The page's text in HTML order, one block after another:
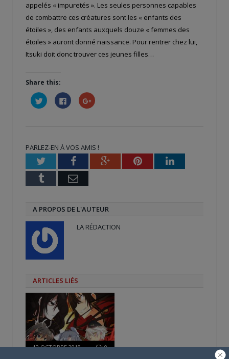
appelés « impuretés ». Les seules personnes capables
de combattre ces créatures sont les « enfants des
étoiles », des enfants auxquels douze « femmes des
étoiles » auront donné naissance. Pour rentrer chez lui,
Itsuki doit donc trouver ces jeunes filles…
Share this:
Cliquez
pour
partager
fenêtre)
Cliquez
pour
partager
fenêtre)
Cliquez
pour
nouvelle
fenêtre)
PARLEZ-EN À VOS AMIS !
TwitterFacebookGoogle+PinterestLinkedIn
Tumblr Email
A PROPOS DE L'AUTEUR
LA RÉDACTION
ARTICLES LIÉS
12 OCTOBRE 2018 0